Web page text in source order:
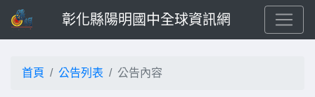
彰化縣陽明國中全球資訊網
首頁 公告列表 公告內容